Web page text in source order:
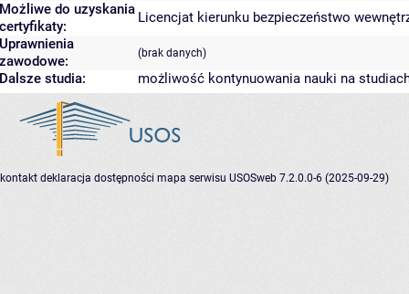
Możliwe do uzyskania
certyfikaty:
Licencjat kierunku bezpieczeństwo
Uprawnienia
zawodowe:
(brak danych)
Dalsze studia: możliwość kontynuowania nauki na
kontakt deklaracja dostępności mapa serwisu USOSweb 7.2.0.0-6 (2025-09-29)